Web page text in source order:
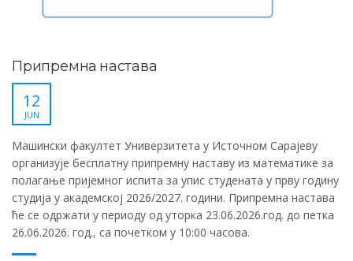
Припремна настава
12
JUN
Машински факултет Универзитета у Источном Сарајеву
организује бесплатну припремну наставу из математике за
полагање пријемног испита за упис студената у прву годину
студија у академској 2026/2027. години. Припремна настава
ће се одржати у периоду од уторка 23.06.2026.год. до петка
26.06.2026. год., са почетком у 10:00 часова.